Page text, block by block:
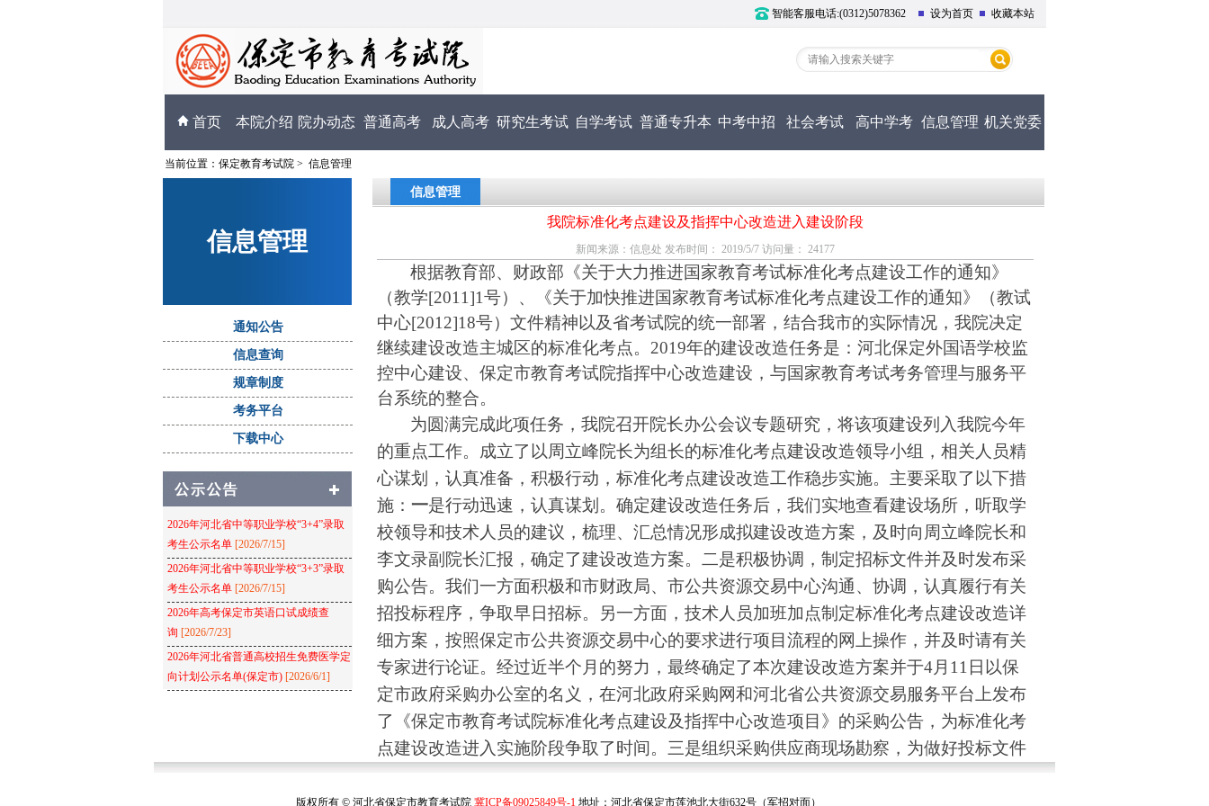
智能客服电话:(0312)5078362 设为首页 收藏本站
首页 本院介绍 院办动态 普通高考 成人高考 研究生考试 自学考试 普通专升本 中考中招 社会考试 高中学考 信息管理 机关党委
当前位置： 保定教育考试院 > 信息管理
信息管理
通知公告
信息查询
规章制度
考务平台
下载中心
2026年河北省中等职业学校“3+4”录取
考生公示名单 [2026/7/15]
2026年河北省中等职业学校“3+3”录取
考生公示名单 [2026/7/15]
2026年高考保定市英语口试成绩查
询 [2026/7/23]
2026年河北省普通高校招生免费医学定
向计划公示名单(保定市) [2026/6/1]
信息管理
我院标准化考点建设及指挥中心改造进入建设阶段
新闻来源：信息处 发布时间： 2019/5/7 访问量： 24177
根据教育部、财政部《关于大力推进国家教育考试标准化考点建设工作的通知》
（教学[2011]1号）、《关于加快推进国家教育考试标准化考点建设工作的通知》（教试
中心[2012]18号）文件精神以及省考试院的统一部署，结合我市的实际情况，我院决定
继续建设改造主城区的标准化考点。2019年的建设改造任务是：河北保定外国语学校监
控中心建设、保定市教育考试院指挥中心改造建设，与国家教育考试考务管理与服务平
台系统的整合。
为圆满完成此项任务，我院召开院长办公会议专题研究，将该项建设列入我院今年
的重点工作。成立了以周立峰院长为组长的标准化考点建设改造领导小组，相关人员精
心谋划，认真准备，积极行动，标准化考点建设改造工作稳步实施。主要采取了以下措
施： 一是行动迅速，认真谋划。确定建设改造任务后，我们实地查看建设场所，听取学
校领导和技术人员的建议，梳理、汇总情况形成拟建设改造方案，及时向周立峰院长和
李文录副院长汇报，确定了建设改造方案。二是积极协调，制定招标文件并及时发布采
购公告。我们一方面积极和市财政局、市公共资源交易中心沟通、协调，认真履行有关
招投标程序，争取早日招标。另一方面，技术人员加班加点制定标准化考点建设改造详
细方案，按照保定市公共资源交易中心的要求进行项目流程的网上操作，并及时请有关
专家进行论证。经过近半个月的努力，最终确定了本次建设改造方案并于4月11日以保
定市政府采购办公室的名义，在河北政府采购网和河北省公共资源交易服务平台上发布
了《保定市教育考试院标准化考点建设及指挥中心改造项目》的采购公告，为标准化考
点建设改造进入实施阶段争取了时间。三是组织采购供应商现场勘察，为做好投标文件
场所进行了实地勘察，信息处负责同志通报了本次建设情况，外国语学校负责同志就做
版权所有 © 河北省保定市教育考试院 冀ICP备09025849号-1 地址：河北省保定市莲池北大街632号（军招对面）